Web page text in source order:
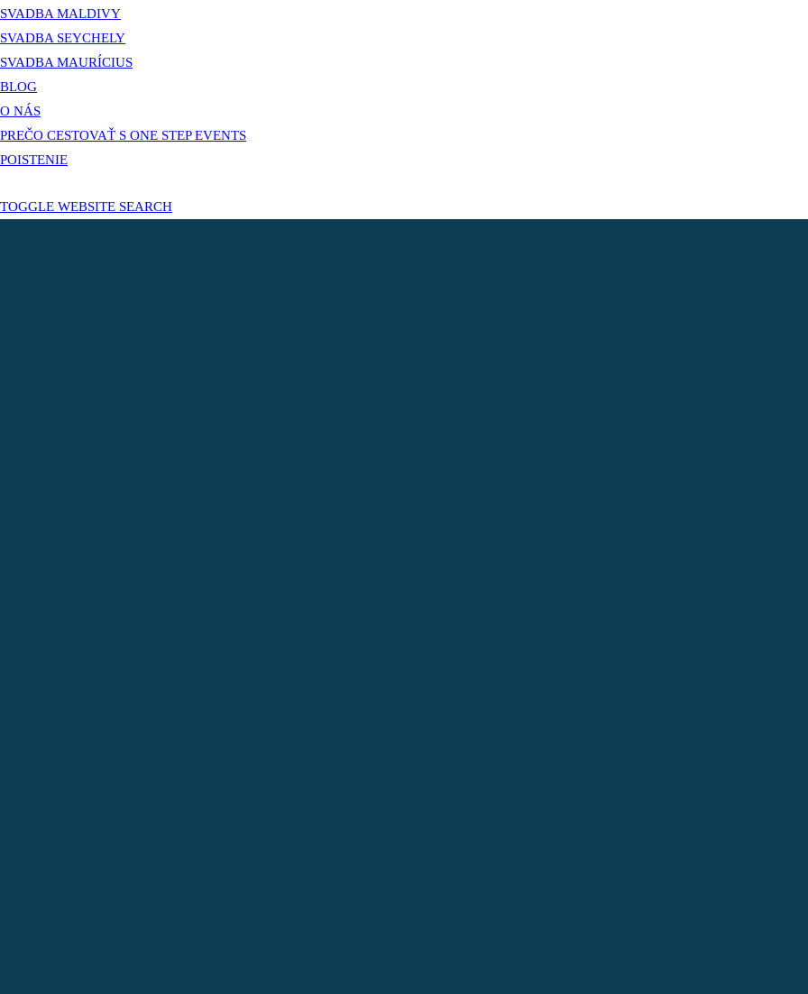
SVADBA MALDIVY
SVADBA SEYCHELY
SVADBA MAURÍCIUS
BLOG
O NÁS
PREČO CESTOVAŤ S ONE STEP EVENTS
POISTENIE
TOGGLE WEBSITE SEARCH